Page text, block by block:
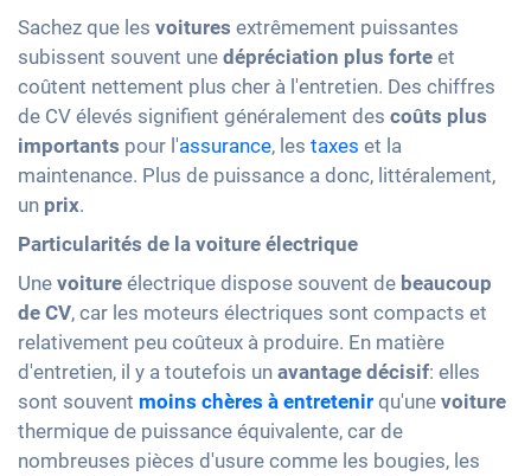
Sachez que les voitures extrêmement puissantes
subissent souvent une dépréciation plus forte et
coûtent nettement plus cher à l'entretien. Des chiffres
de CV élevés signifient généralement des coûts plus
importants pour l'assurance, les taxes et la
maintenance. Plus de puissance a donc, littéralement,
un prix.
Particularités de la voiture électrique
Une voiture électrique dispose souvent de beaucoup
de CV, car les moteurs électriques sont compacts et
relativement peu coûteux à produire. En matière
d'entretien, il y a toutefois un avantage décisif: elles
sont souvent moins chères à entretenir qu'une voiture
thermique de puissance équivalente, car de
nombreuses pièces d'usure comme les bougies, les